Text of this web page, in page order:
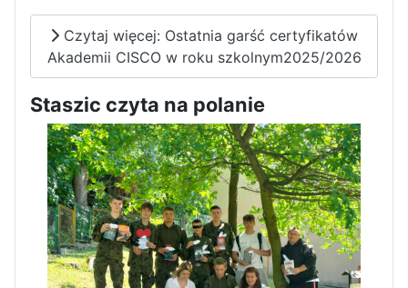
Czytaj więcej: Ostatnia garść certyfikatów
Akademii CISCO w roku szkolnym2025/2026
Staszic czyta na polanie